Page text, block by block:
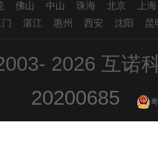
莞 佛山 中山 珠海 北京
湛江 惠州 西安 沈阳
2026 互诺
20200685